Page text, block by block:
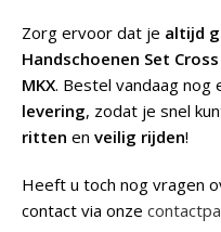
Zorg ervoor dat je altijd
Handschoenen Set
MKX. Bestel vandaag nog
levering, zodat je snel
ritten en veilig rijden!
Heeft u toch nog vragen
contact via onze